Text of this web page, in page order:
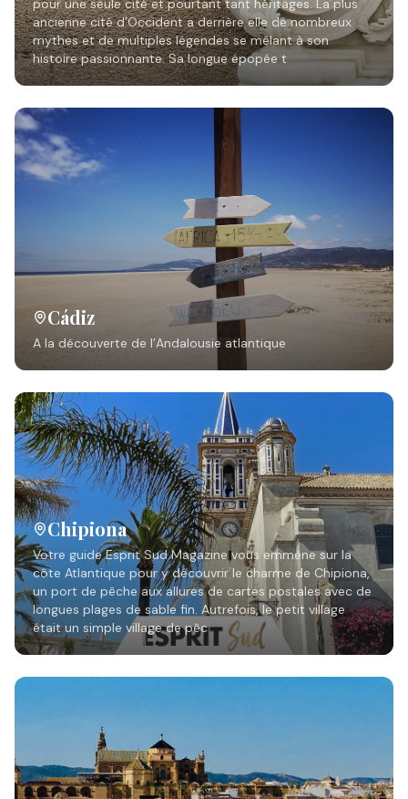
pour une seule cité et pourtant tant héritages. La plus
ancienne cité d’Occident a derrière elle de nombreux
mythes et de multiples légendes se mêlant à son
histoire passionnante. Sa longue épopée t
Cádiz
A la découverte de l’Andalousie atlantique
Chipiona
Votre guide Esprit Sud Magazine vous emmène sur la
côte Atlantique pour y découvrir le charme de Chipiona,
un port de pêche aux allures de cartes postales avec de
longues plages de sable fin. Autrefois, le petit village
était un simple village de pêc